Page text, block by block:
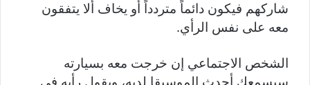
شاركهم فيكون دائماً متردداً أو يخاف ألا يتفقون
معه على نفس الرأي.
الشخص الاجتماعي إن خرجت معه بسيارته